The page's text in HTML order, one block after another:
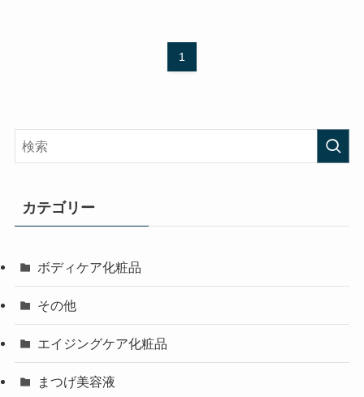
1
カテゴリー
ボディケア化粧品
その他
エイジングケア化粧品
まつげ美容液